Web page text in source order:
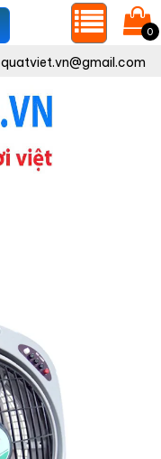
0
quatviet.vn@gmail.com